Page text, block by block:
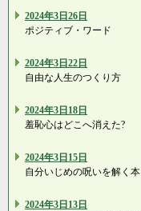
2024年3日26日
ポジティブ・ワード
2024年3日22日
自由な人生のつくり方
2024年3日18日
羞恥心はどこへ消えた?
2024年3日15日
自分いじめの呪いを解く本
2024年3日13日